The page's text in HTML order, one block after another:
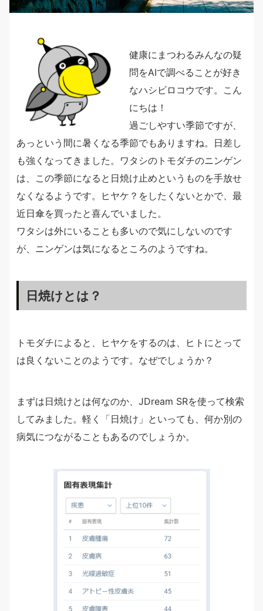
健康にまつわるみんなの疑
問をAIで調べることが好き
なハシビロコウです。こん
にちは！
過ごしやすい季節ですが、
あっという間に暑くなる季節でもありますね。日差し
も強くなってきました。ワタシのトモダチのニンゲン
は、この季節になると日焼け止めというものを手放せ
なくなるようです。ヒヤケ？をしたくないとかで、最
近日傘を買ったと喜んでいました。
ワタシは外にいることも多いので気にしないのです
が、ニンゲンは気になるところのようですね。
日焼けとは？
トモダチによると、ヒヤケをするのは、ヒトにとって
は良くないことのようです。なぜでしょうか？
まずは日焼けとは何なのか、JDream SRを使って検索
してみました。軽く「日焼け」といっても、何か別の
病気につながることもあるのでしょうか。